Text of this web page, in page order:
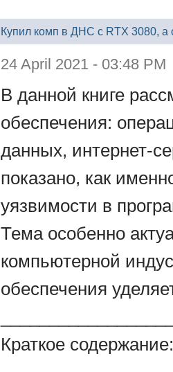
Купил комп в ДНС с RTX 3080, а
24 April 2021 - 03:48 PM
В данной книге
обеспечения:
данных, интернет-
показано, как
уязвимости в
Тема особенно
компьютерной
обеспечения
Краткое содержание: